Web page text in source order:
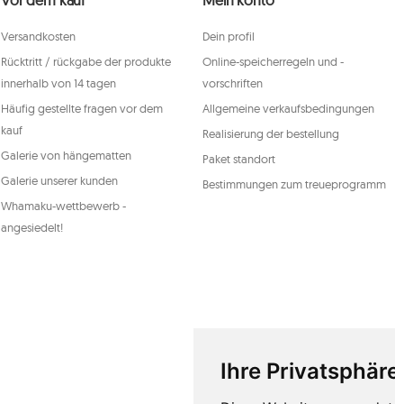
Ihre
personenbezogenen Daten kann jederzeit widerrufen
genannten Rechte auszuüben, wenden Sie sich bitte per
Adresse an die Kundendienstabteilung von Mouton
Weitere Informationen finden Sie unter:www.mouton.pl/
Versandkosten
Rücktritt / rückgabe der produkte
innerhalb von 14 tagen
Häufig gestellte fragen vor dem
kauf
Galerie von hängematten
Galerie unserer kunden
Whamaku-wettbewerb -
angesiedelt!
Dein profil
Online-speicherregeln und -
vorschriften
Allgemeine verkaufsbedingungen
Realisierung der bestellung
Paket standort
Bestimmungen zum treueprogramm